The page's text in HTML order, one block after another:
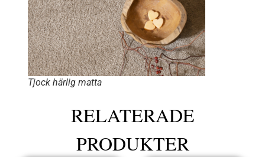
Tjock härlig matta
RELATERADE
PRODUKTER